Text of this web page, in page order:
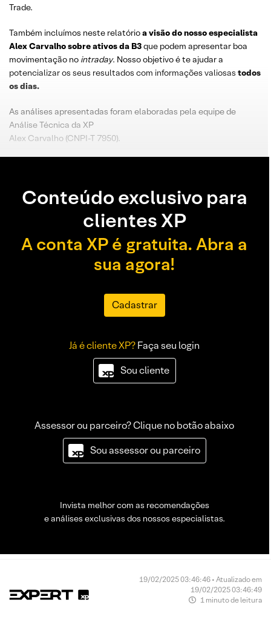
Trade.
Também incluímos neste relatórioa visão do nosso especialista
Alex Carvalho sobre ativos da B3que podem apresentar boa
movimentação no intraday. Nosso objetivo é te ajudar a
potencializar os seus resultados com informações valiosas todos
os dias.
As análises apresentadas foram elaboradas pela equipe de
Análise Técnica da XP
Alex Carvalho (CNPI-T 7950).
Conteúdo exclusivo para
clientes XP
A conta XP é gratuita. Abra a
sua agora!
Cadastrar
Já é cliente XP?Faça seu login
Sou cliente
Assessor ou parceiro? Clique no botão abaixo
Sou assessor ou parceiro
Invista melhor com as recomendações
e análises exclusivas dos nossos especialistas.
19/02/2025 03:46:46 • Atualizado em
19/02/2025 03:46:49
1 minuto de leitura